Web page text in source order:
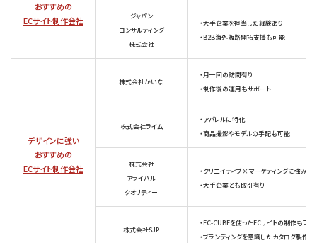
おすすめの
ECサイト制作会社
ジャパン
コンサルティング
株式会社
・大手企業を担当した経験あり
・B2B海外販路開拓支援も可能
デザインに強い
おすすめの
ECサイト制作会社
株式会社かいな
・月一回の訪問有り
・制作後の運用もサポート
株式会社ライム
・アパレルに特化
・商品撮影やモデルの手配も可能
株式会社
アライバル
クオリティー
・クリエイティブ×マーケティングに強み有
・大手企業とも取引有り
株式会社SJP
・EC-CUBEを使ったECサイトの制作も可能
・ブランディングを意識したカタログ製作